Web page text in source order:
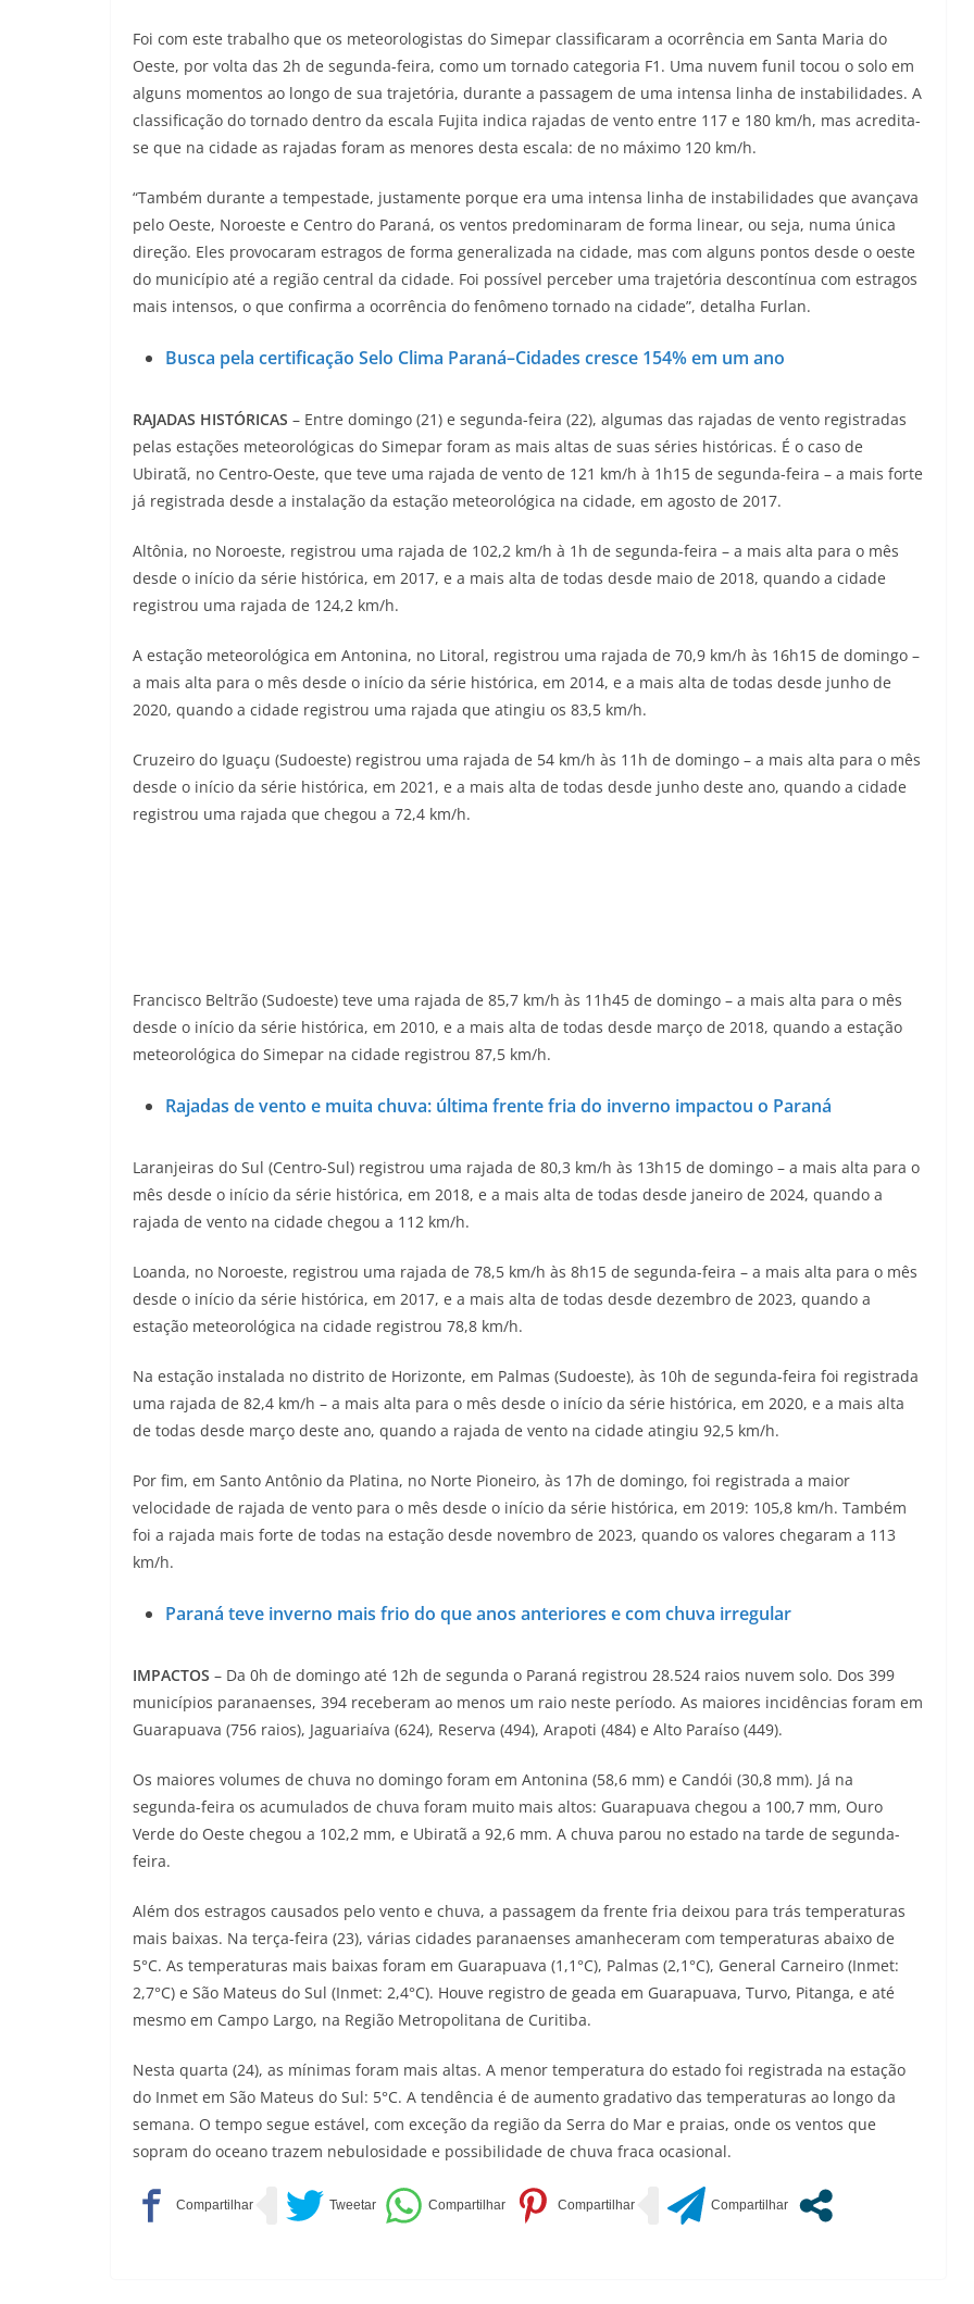
Foi com este trabalho que os meteorologistas do Simepar classificaram a ocorrência em Santa Maria do
Oeste, por volta das 2h de segunda-feira, como um tornado categoria F1. Uma nuvem funil tocou o solo em
alguns momentos ao longo de sua trajetória, durante a passagem de uma intensa linha de instabilidades. A
classificação do tornado dentro da escala Fujita indica rajadas de vento entre 117 e 180 km/h, mas acredita-
se que na cidade as rajadas foram as menores desta escala: de no máximo 120 km/h.
“Também durante a tempestade, justamente porque era uma intensa linha de instabilidades que avançava
pelo Oeste, Noroeste e Centro do Paraná, os ventos predominaram de forma linear, ou seja, numa única
direção. Eles provocaram estragos de forma generalizada na cidade, mas com alguns pontos desde o oeste
do município até a região central da cidade. Foi possível perceber uma trajetória descontínua com estragos
mais intensos, o que confirma a ocorrência do fenômeno tornado na cidade”, detalha Furlan.
Busca pela certificação Selo Clima Paraná–Cidades cresce 154% em um ano
RAJADAS HISTÓRICAS – Entre domingo (21) e segunda-feira (22), algumas das rajadas de vento registradas
pelas estações meteorológicas do Simepar foram as mais altas de suas séries históricas. É o caso de
Ubiratã, no Centro-Oeste, que teve uma rajada de vento de 121 km/h à 1h15 de segunda-feira – a mais forte
já registrada desde a instalação da estação meteorológica na cidade, em agosto de 2017.
Altônia, no Noroeste, registrou uma rajada de 102,2 km/h à 1h de segunda-feira – a mais alta para o mês
desde o início da série histórica, em 2017, e a mais alta de todas desde maio de 2018, quando a cidade
registrou uma rajada de 124,2 km/h.
A estação meteorológica em Antonina, no Litoral, registrou uma rajada de 70,9 km/h às 16h15 de domingo –
a mais alta para o mês desde o início da série histórica, em 2014, e a mais alta de todas desde junho de
2020, quando a cidade registrou uma rajada que atingiu os 83,5 km/h.
Cruzeiro do Iguaçu (Sudoeste) registrou uma rajada de 54 km/h às 11h de domingo – a mais alta para o mês
desde o início da série histórica, em 2021, e a mais alta de todas desde junho deste ano, quando a cidade
registrou uma rajada que chegou a 72,4 km/h.
Francisco Beltrão (Sudoeste) teve uma rajada de 85,7 km/h às 11h45 de domingo – a mais alta para o mês
desde o início da série histórica, em 2010, e a mais alta de todas desde março de 2018, quando a estação
meteorológica do Simepar na cidade registrou 87,5 km/h.
Rajadas de vento e muita chuva: última frente fria do inverno impactou o Paraná
Laranjeiras do Sul (Centro-Sul) registrou uma rajada de 80,3 km/h às 13h15 de domingo – a mais alta para o
mês desde o início da série histórica, em 2018, e a mais alta de todas desde janeiro de 2024, quando a
rajada de vento na cidade chegou a 112 km/h.
Loanda, no Noroeste, registrou uma rajada de 78,5 km/h às 8h15 de segunda-feira – a mais alta para o mês
desde o início da série histórica, em 2017, e a mais alta de todas desde dezembro de 2023, quando a
estação meteorológica na cidade registrou 78,8 km/h.
Na estação instalada no distrito de Horizonte, em Palmas (Sudoeste), às 10h de segunda-feira foi registrada
uma rajada de 82,4 km/h – a mais alta para o mês desde o início da série histórica, em 2020, e a mais alta
de todas desde março deste ano, quando a rajada de vento na cidade atingiu 92,5 km/h.
Por fim, em Santo Antônio da Platina, no Norte Pioneiro, às 17h de domingo, foi registrada a maior
velocidade de rajada de vento para o mês desde o início da série histórica, em 2019: 105,8 km/h. Também
foi a rajada mais forte de todas na estação desde novembro de 2023, quando os valores chegaram a 113
km/h.
Paraná teve inverno mais frio do que anos anteriores e com chuva irregular
IMPACTOS – Da 0h de domingo até 12h de segunda o Paraná registrou 28.524 raios nuvem solo. Dos 399
municípios paranaenses, 394 receberam ao menos um raio neste período. As maiores incidências foram em
Guarapuava (756 raios), Jaguariaíva (624), Reserva (494), Arapoti (484) e Alto Paraíso (449).
Os maiores volumes de chuva no domingo foram em Antonina (58,6 mm) e Candói (30,8 mm). Já na
segunda-feira os acumulados de chuva foram muito mais altos: Guarapuava chegou a 100,7 mm, Ouro
Verde do Oeste chegou a 102,2 mm, e Ubiratã a 92,6 mm. A chuva parou no estado na tarde de segunda-
feira.
Além dos estragos causados pelo vento e chuva, a passagem da frente fria deixou para trás temperaturas
mais baixas. Na terça-feira (23), várias cidades paranaenses amanheceram com temperaturas abaixo de
5°C. As temperaturas mais baixas foram em Guarapuava (1,1°C), Palmas (2,1°C), General Carneiro (Inmet:
2,7°C) e São Mateus do Sul (Inmet: 2,4°C). Houve registro de geada em Guarapuava, Turvo, Pitanga, e até
mesmo em Campo Largo, na Região Metropolitana de Curitiba.
Nesta quarta (24), as mínimas foram mais altas. A menor temperatura do estado foi registrada na estação
do Inmet em São Mateus do Sul: 5°C. A tendência é de aumento gradativo das temperaturas ao longo da
semana. O tempo segue estável, com exceção da região da Serra do Mar e praias, onde os ventos que
sopram do oceano trazem nebulosidade e possibilidade de chuva fraca ocasional.